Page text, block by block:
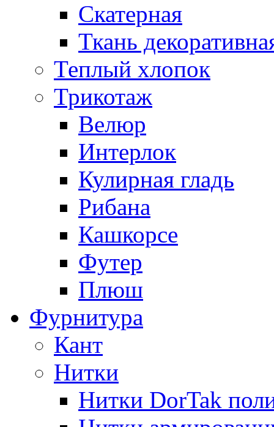
Скатерная
Ткань
Теплый хлопок
Трикотаж
Велюр
Интерлок
Кулирная гладь
Рибана
Кашкорсе
Футер
Плюш
Фурнитура
Кант
Нитки
Нитки DorTak